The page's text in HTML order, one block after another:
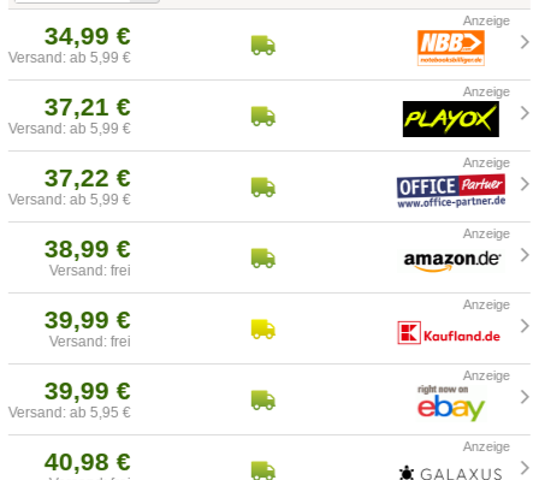
34,99 €
Versand: ab 5,99 €
37,21 €
Versand: ab 5,99 €
37,22 €
Versand: ab 5,99 €
38,99 €
Versand: frei
39,99 €
Versand: frei
39,99 €
Versand: ab 5,95 €
40,98 €